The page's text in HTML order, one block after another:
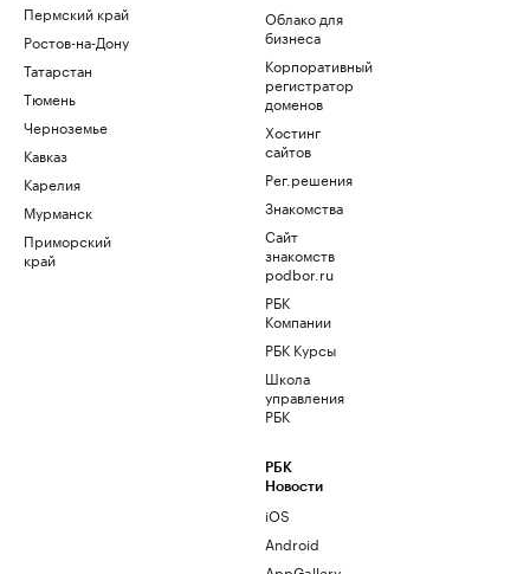
Пермский край
Ростов-на-Дону
Татарстан
Тюмень
Черноземье
Кавказ
Карелия
Мурманск
Приморский
край
Облако для
бизнеса
Корпоративный
регистратор
доменов
Хостинг
сайтов
Рег.решения
Знакомства
Сайт
знакомств
podbor.ru
РБК
Компании
РБК Курсы
Школа
управления
РБК
РБК
Новости
iOS
Android